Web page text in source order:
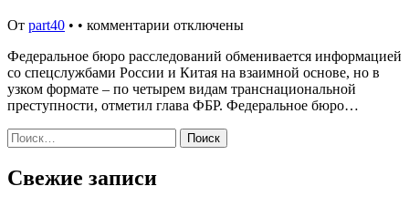
От part40 • • комментарии отключены
Федеральное бюро расследований обменивается информацией
со спецслужбами России и Китая на взаимной основе, но в
узком формате – по четырем видам транснациональной
преступности, отметил глава ФБР. Федеральное бюро…
Найти:
Свежие записи